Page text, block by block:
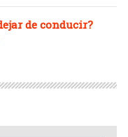
de conducir?